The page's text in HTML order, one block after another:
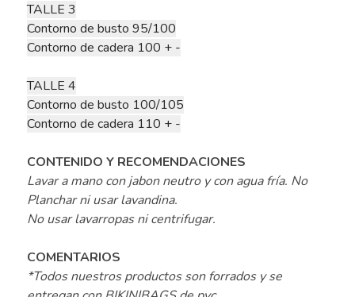
TALLE 3
Contorno de busto 95/100
Contorno de cadera 100 + -
TALLE 4
Contorno de busto 100/105
Contorno de cadera 110 + -
CONTENIDO Y RECOMENDACIONES
Lavar a mano con jabon neutro y con agua fría. No
Planchar ni usar lavandina.
No usar lavarropas ni centrifugar.
COMENTARIOS
*Todos nuestros productos son forrados y se